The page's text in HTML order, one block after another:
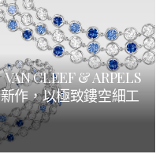
CLEEF & ARPELS
作，以極致鏤空細工